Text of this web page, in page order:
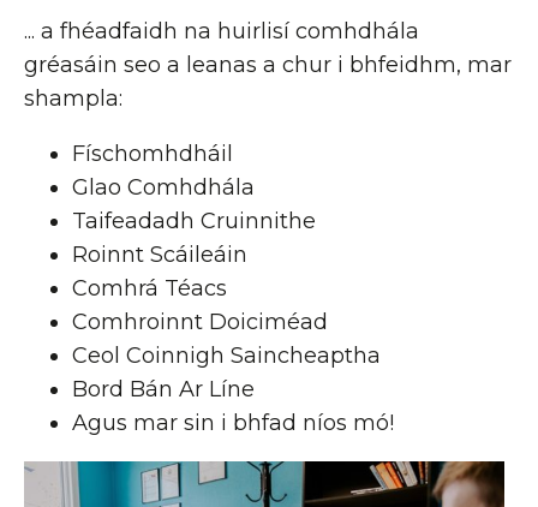
... a fhéadfaidh na huirlisí comhdhála
gréasáin seo a leanas a chur i bhfeidhm, mar
shampla:
Físchomhdháil
Glao Comhdhála
Taifeadadh Cruinnithe
Roinnt Scáileáin
Comhrá Téacs
Comhroinnt Doiciméad
Ceol Coinnigh Saincheaptha
Bord Bán Ar Líne
Agus mar sin i bhfad níos mó!